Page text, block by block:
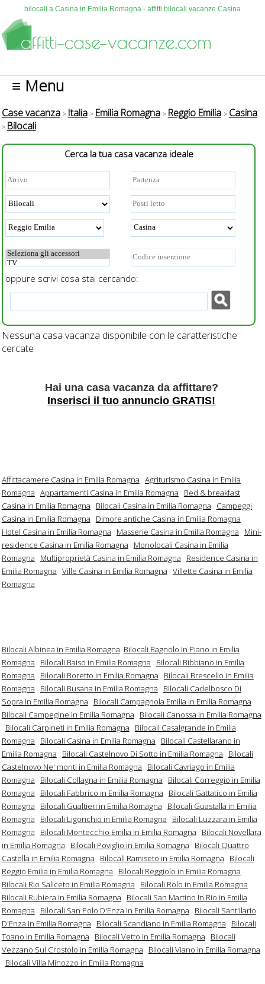
bilocali a Casina in Emilia Romagna - affitti bilocali vacanze Casina
≡ Menu
Case vacanza Italia Emilia Romagna Reggio Emilia
Casina
Bilocali
Cerca la tua casa vacanza ideale
oppure scrivi cosa stai cercando:
Nessuna casa vacanza disponibile con le caratteristiche
cercate
Hai una casa vacanza da affittare?
Inserisci il tuo annuncio GRATIS!
Affittacamere Casina in Emilia Romagna Agriturismo Casina in Emilia
Romagna Appartamenti Casina in Emilia Romagna
Bed & breakfast
Casina in Emilia Romagna
Bilocali Casina in Emilia Romagna
Campeggi
Casina in Emilia Romagna
Dimore antiche Casina in Emilia Romagna
Hotel Casina in Emilia Romagna
Masserie Casina in Emilia Romagna
Mini-
residence Casina in Emilia Romagna
Monolocali Casina in Emilia
Romagna
Multiproprietà Casina in Emilia Romagna
Residence Casina in
Emilia Romagna Ville Casina in Emilia Romagna Villette Casina in Emilia
Romagna
Bilocali Albinea in Emilia Romagna Bilocali Bagnolo In Piano in Emilia
Romagna
Bilocali Baiso in Emilia Romagna
Bilocali Bibbiano in Emilia
Romagna
Bilocali Boretto in Emilia Romagna
Bilocali Brescello in Emilia
Romagna
Bilocali Busana in Emilia Romagna
Bilocali Cadelbosco Di
Sopra in Emilia Romagna
Bilocali Campagnola Emilia in Emilia Romagna
Bilocali Campegine in Emilia Romagna
Bilocali Canossa in Emilia Romagna
Bilocali Carpineti in Emilia Romagna
Bilocali Casalgrande in Emilia
Romagna
Bilocali Casina in Emilia Romagna
Bilocali Castellarano in
Emilia Romagna
Bilocali Castelnovo Di Sotto in Emilia Romagna
Bilocali
Castelnovo Ne' monti in Emilia Romagna
Bilocali Cavriago in Emilia
Romagna
Bilocali Collagna in Emilia Romagna
Bilocali Correggio in Emilia
Romagna
Bilocali Fabbrico in Emilia Romagna
Bilocali Gattatico in Emilia
Romagna
Bilocali Gualtieri in Emilia Romagna
Bilocali Guastalla in Emilia
Romagna
Bilocali Ligonchio in Emilia Romagna
Bilocali Luzzara in Emilia
Romagna
Bilocali Montecchio Emilia in Emilia Romagna
Bilocali Novellara
in Emilia Romagna
Bilocali Poviglio in Emilia Romagna
Bilocali Quattro
Castella in Emilia Romagna
Bilocali Ramiseto in Emilia Romagna
Bilocali
Reggio Emilia in Emilia Romagna
Bilocali Reggiolo in Emilia Romagna
Bilocali Rio Saliceto in Emilia Romagna
Bilocali Rolo in Emilia Romagna
Bilocali Rubiera in Emilia Romagna
Bilocali San Martino In Rio in Emilia
Romagna
Bilocali San Polo D'Enza in Emilia Romagna
Bilocali Sant'Ilario
D'Enza in Emilia Romagna
Bilocali Scandiano in Emilia Romagna
Bilocali
Toano in Emilia Romagna
Bilocali Vetto in Emilia Romagna
Bilocali
Vezzano Sul Crostolo in Emilia Romagna
Bilocali Viano in Emilia Romagna
Bilocali Villa Minozzo in Emilia Romagna